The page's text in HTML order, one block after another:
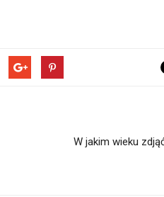
W jakim wieku